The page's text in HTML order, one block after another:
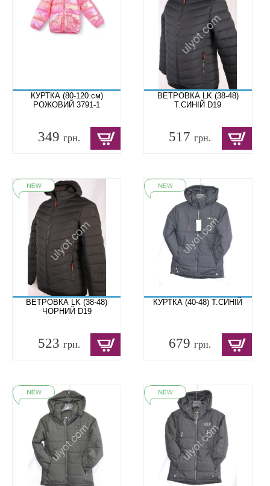
КУРТКА (80-120 см)
РОЖОВИЙ 3791-1
349 грн.
ВЕТРОВКА LK (38-48)
Т.СИНІЙ D19
517грн.
ВЕТРОВКА LK (38-48)
ЧОРНИЙ D19
523 грн.
КУРТКА (40-48) Т.СИНІЙ
679грн.